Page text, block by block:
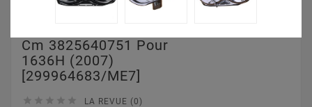
Cm 3825640751 Pour
1636H (2007)
[299964683/ME7]
     LA REVUE (0)